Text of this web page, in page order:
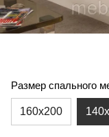
Размер спального
160х200